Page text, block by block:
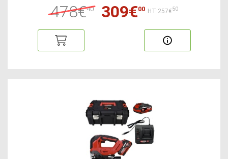
478€40 309€00 HT:257€50